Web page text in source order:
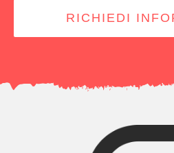
RICHIEDI